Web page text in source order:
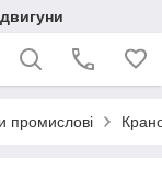
промислові